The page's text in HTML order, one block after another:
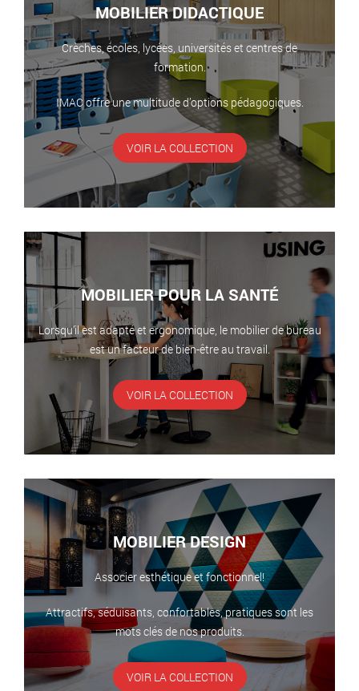
MOBILIER DIDACTIQUE
Crèches, écoles, lycées, universités et centres de
formation.
IMAC offre une multitude d’options pédagogiques.
VOIR LA COLLECTION
MOBILIER POUR LA SANTÉ
Lorsqu’il est adapté et ergonomique, le mobilier de bureau
est un facteur de bien-être au travail.
VOIR LA COLLECTION
MOBILIER DESIGN
Associer esthétique et fonctionnel!
Attractifs, séduisants, confortables, pratiques sont les
mots clés de nos produits.
VOIR LA COLLECTION